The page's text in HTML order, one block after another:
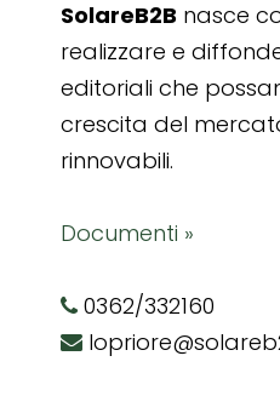
SolareB2B nasce
realizzare e
editoriali che
crescita del
rinnovabili.
Documenti »
0362/332160